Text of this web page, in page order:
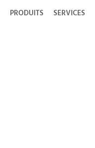
PRODUITS SERVICES